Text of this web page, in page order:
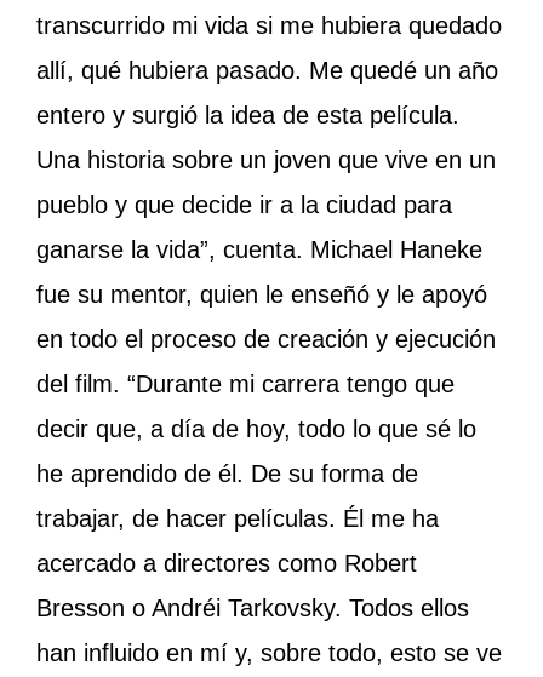
transcurrido mi vida si me hubiera quedado
allí, qué hubiera pasado. Me quedé un año
entero y surgió la idea de esta película.
Una historia sobre un joven que vive en un
pueblo y que decide ir a la ciudad para
ganarse la vida”, cuenta. Michael Haneke
fue su mentor, quien le enseñó y le apoyó
en todo el proceso de creación y ejecución
del film. “Durante mi carrera tengo que
decir que, a día de hoy, todo lo que sé lo
he aprendido de él. De su forma de
trabajar, de hacer películas. Él me ha
acercado a directores como Robert
Bresson o Andréi Tarkovsky. Todos ellos
han influido en mí y, sobre todo, esto se ve